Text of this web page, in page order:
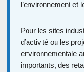
l’environnement et
Pour les sites
d’activité ou les
environnementale
importants, des